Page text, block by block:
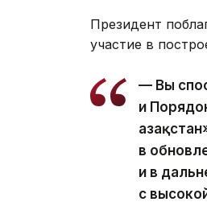
Президент
участие в
— Вы
и
в
и в
с